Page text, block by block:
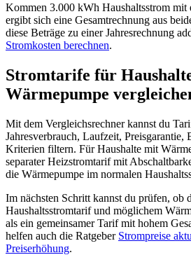
Kommen 3.000 kWh Haushaltsstrom mit
ergibt sich eine Gesamtrechnung aus
diese Beträge zu einer Jahresrechnung
Stromkosten berechnen.
Stromtarife für
Wärmepumpe
Mit dem Vergleichsrechner kannst du
Jahresverbrauch, Laufzeit, Preisgarantie,
Kriterien filtern. Für Haushalte mit
separater Heizstromtarif mit
die Wärmepumpe im normalen
Im nächsten Schritt kannst du prüfen, ob
Haushaltsstromtarif und möglichem
als ein gemeinsamer Tarif mit hohem
helfen auch die Ratgeber Strompreise
Preiserhöhung.